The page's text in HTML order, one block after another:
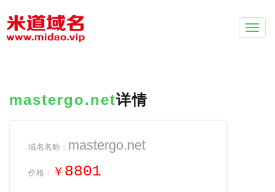
mastergo.net详情
域名名称： mastergo.net
价格： ￥ 8801